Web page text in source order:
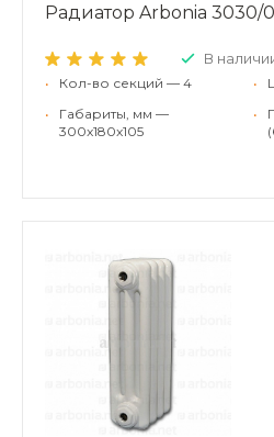
Радиатор Arbonia 3030/
В
•
Кол-во секций — 4
•
Габариты, мм —
300x180x105
•
•